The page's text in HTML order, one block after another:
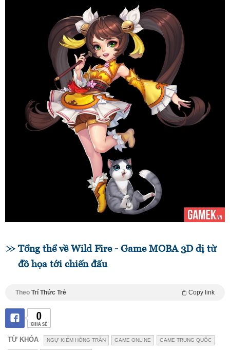
Tổng thể về Wild Fire - Game MOBA 3D dị từ
đồ họa tới chiến đấu
Theo Trí Thức Trẻ Copy link
0
CHIA SẺ
TỪ KHÓA NGỰ KIẾM HỒNG TRẦN GAME ONLINE GAME TRUNG QUỐC